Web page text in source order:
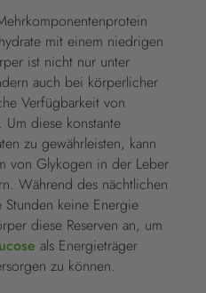
mit einem niedrigen
ist nicht nur unter
auch bei körperlicher
Verfügbarkeit von
Um diese konstante
zu gewährleisten, kann
von Glykogen in der Leber
Während des nächtlichen
Stunden keine Energie
diese Reserven an, um
als Energieträger
zu können.